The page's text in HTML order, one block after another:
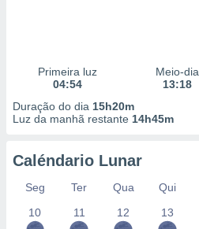
Primeira luz
04:54
Meio-dia
13:18
Duração do dia 15h20m
Luz da manhã restante 14h45m
Caléndario Lunar
Seg Ter Qua Qui
10
11 12 13